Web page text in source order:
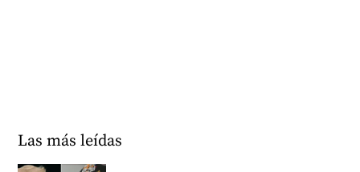
Las más leídas